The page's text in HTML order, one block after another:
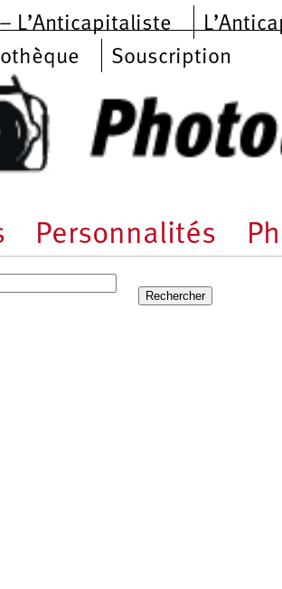
principal
– L’Anticapitaliste
Souscription
Personnalités